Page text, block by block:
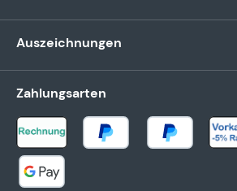
Auszeichnungen
Zahlungsarten